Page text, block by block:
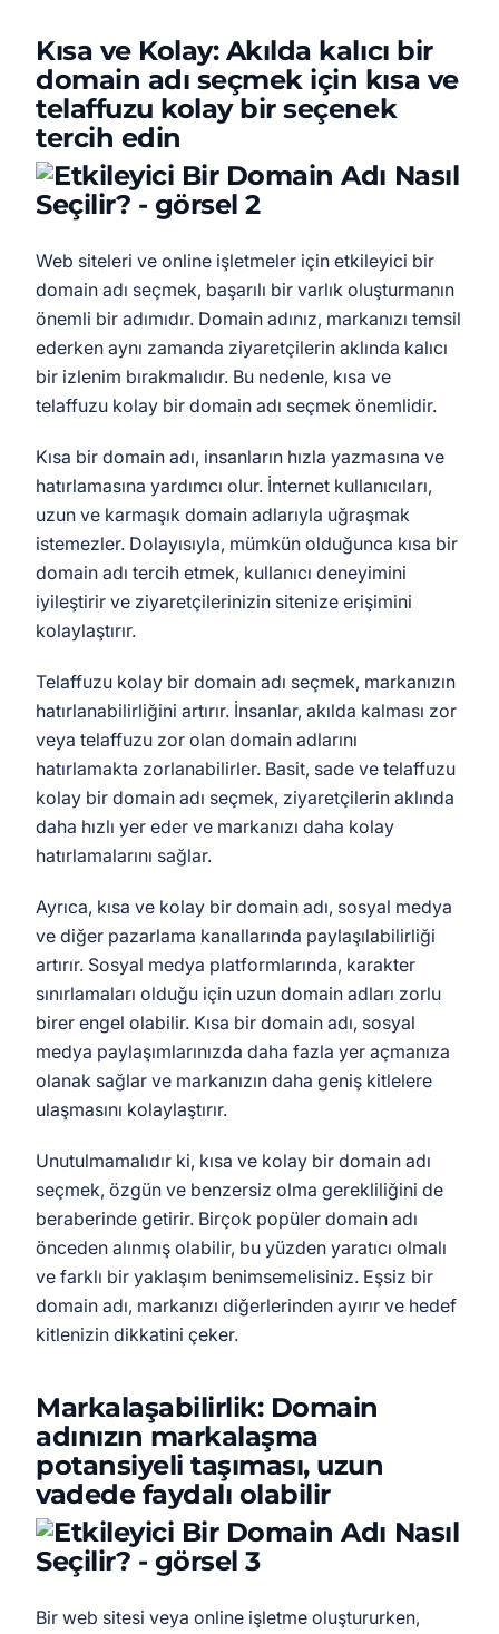
Kısa ve Kolay: Akılda kalıcı bir
domain adı seçmek için kısa ve
telaffuzu kolay bir seçenek
tercih edin
Web siteleri ve online işletmeler için etkileyici bir
domain adı seçmek, başarılı bir varlık oluşturmanın
önemli bir adımıdır. Domain adınız, markanızı temsil
ederken aynı zamanda ziyaretçilerin aklında kalıcı
bir izlenim bırakmalıdır. Bu nedenle, kısa ve
telaffuzu kolay bir domain adı seçmek önemlidir.
Kısa bir domain adı, insanların hızla yazmasına ve
hatırlamasına yardımcı olur. İnternet kullanıcıları,
uzun ve karmaşık domain adlarıyla uğraşmak
istemezler. Dolayısıyla, mümkün olduğunca kısa bir
domain adı tercih etmek, kullanıcı deneyimini
iyileştirir ve ziyaretçilerinizin sitenize erişimini
kolaylaştırır.
Telaffuzu kolay bir domain adı seçmek, markanızın
hatırlanabilirliğini artırır. İnsanlar, akılda kalması zor
veya telaffuzu zor olan domain adlarını
hatırlamakta zorlanabilirler. Basit, sade ve telaffuzu
kolay bir domain adı seçmek, ziyaretçilerin aklında
daha hızlı yer eder ve markanızı daha kolay
hatırlamalarını sağlar.
Ayrıca, kısa ve kolay bir domain adı, sosyal medya
ve diğer pazarlama kanallarında paylaşılabilirliği
artırır. Sosyal medya platformlarında, karakter
sınırlamaları olduğu için uzun domain adları zorlu
birer engel olabilir. Kısa bir domain adı, sosyal
medya paylaşımlarınızda daha fazla yer açmanıza
olanak sağlar ve markanızın daha geniş kitlelere
ulaşmasını kolaylaştırır.
Unutulmamalıdır ki, kısa ve kolay bir domain adı
seçmek, özgün ve benzersiz olma gerekliliğini de
beraberinde getirir. Birçok popüler domain adı
önceden alınmış olabilir, bu yüzden yaratıcı olmalı
ve farklı bir yaklaşım benimsemelisiniz. Eşsiz bir
domain adı, markanızı diğerlerinden ayırır ve hedef
kitlenizin dikkatini çeker.
Markalaşabilirlik: Domain
adınızın markalaşma
potansiyeli taşıması, uzun
vadede faydalı olabilir
Bir web sitesi veya online işletme oluştururken,